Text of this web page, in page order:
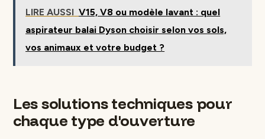
LIRE AUSSI V15, V8 ou modèle lavant : quel
aspirateur balai Dyson choisir selon vos sols,
vos animaux et votre budget ?
Les solutions techniques pour
chaque type d'ouverture